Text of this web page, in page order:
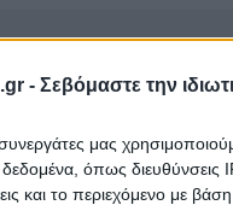
- Σεβόμαστε την
συνεργάτες μας
όπως διευθύνσεις
και το περιεχόμενο με
11/08/2026